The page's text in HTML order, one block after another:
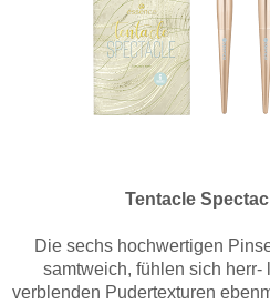
Tentacle
Die sechs hochwertigen
samtweich, fühlen sich herr-
verblenden Pudertexturen